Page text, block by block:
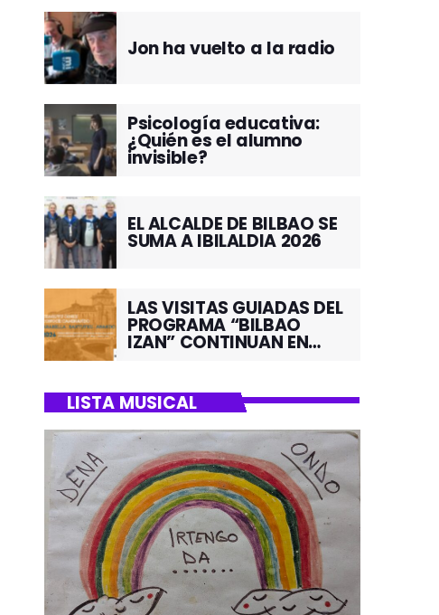
Jon ha vuelto a la radio
Psicología educativa:
¿Quién es el alumno
invisible?
EL ALCALDE DE BILBAO SE
SUMA A IBILALDIA 2026
LAS VISITAS GUIADAS DEL
PROGRAMA “BILBAO
IZAN” CONTINUAN EN
LISTA MUSICAL